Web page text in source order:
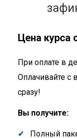
Цена курса
При оплате в
Оплачивайте с
сразу!
Вы получите:
Полный